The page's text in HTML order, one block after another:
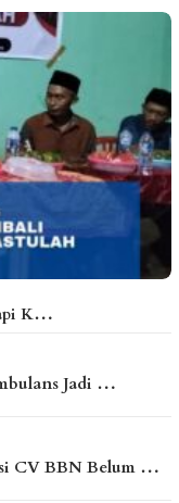
K…
Jadi …
CV BBN Belum …